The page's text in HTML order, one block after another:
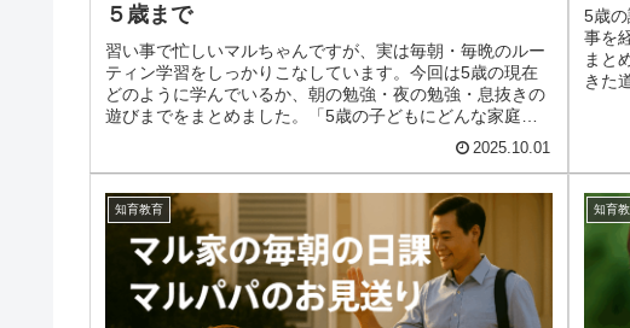
５歳まで
習い事で忙しいマルちゃんですが、実は毎朝・毎晩のルー
ティン学習をしっかりこなしています。今回は5歳の現在
どのように学んでいるか、朝の勉強・夜の勉強・息抜きの
遊びまでをまとめました。「5歳の子どもにどんな家庭学
2025.10.01
5歳
事を
まと
きた
知育教育 知育